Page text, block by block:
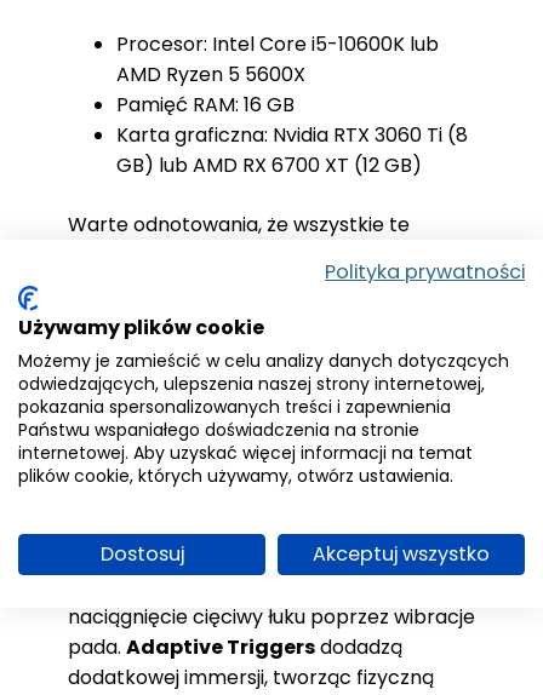
Polityka prywatności
Używamy plików cookie
Możemy je zamieścić w celu analizy danych dotyczących
odwiedzających, ulepszenia naszej strony internetowej,
pokazania spersonalizowanych treści i zapewnienia
Państwu wspaniałego doświadczenia na stronie
internetowej. Aby uzyskać więcej informacji na temat
plików cookie, których używamy, otwórz ustawienia.
Dostosuj Akceptuj wszystko
Procesor: Intel Core i5-10600K lub
AMD Ryzen 5 5600X
Pamięć RAM: 16 GB
Karta graficzna: Nvidia RTX 3060 Ti (8
GB) lub AMD RX 6700 XT (12 GB)
Warte odnotowania, że wszystkie te
sugeruje, że presety „High” i rozdzielczość
4K mogą wymagać znacznie bardziej
zaawansowanego sprzętu.
DualSense i nowoczesna
generacja konsol
DualSense Haptic Feedback— gracze
naciągnięcie cięciwy łuku poprzez wibracje
pada. Adaptive Triggersdodadzą
dodatkowej immersji, tworząc fizyczną